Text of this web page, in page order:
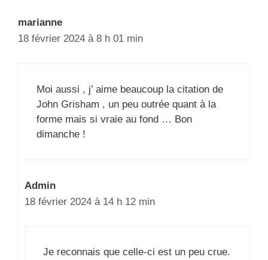
marianne
18 février 2024 à 8 h 01 min
Moi aussi , j’ aime beaucoup la citation de
John Grisham , un peu outrée quant à la
forme mais si vraie au fond … Bon
dimanche !
Admin
18 février 2024 à 14 h 12 min
Je reconnais que celle-ci est un peu crue.